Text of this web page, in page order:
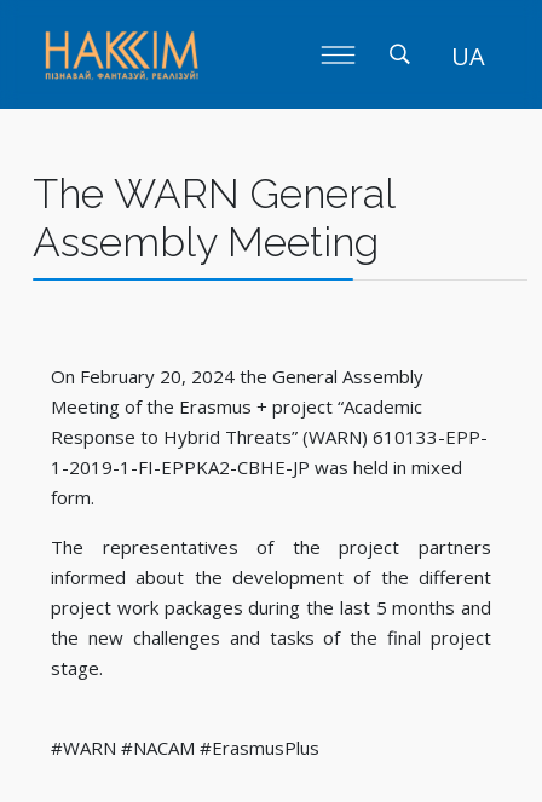
UA
The WARN General
Assembly Meeting
On February 20, 2024 the General Assembly
Meeting of the Erasmus + project “Academic
Response to Hybrid Threats” (WARN) 610133-EPP-
1-2019-1-FI-EPPKA2-CBHE-JP was held in mixed
form.
The representatives of the project partners
informed about the development of the different
project work packages during the last 5 months and
the new challenges and tasks of the final project
stage.
#WARN #NACAM #ErasmusPlus